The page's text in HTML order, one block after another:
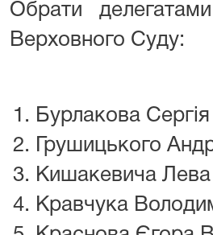
Обрати
Верховного Суду:
Бурлакова
Грушицького
Кишакевича
Кравчука